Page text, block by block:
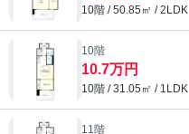
10階 / 50.85㎡ / 2LDK
10階
10.7万円
10階 / 31.05㎡ / 1LDK
11階